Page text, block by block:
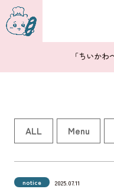
「ちいか
ALL Menu
notice 2025.07.11